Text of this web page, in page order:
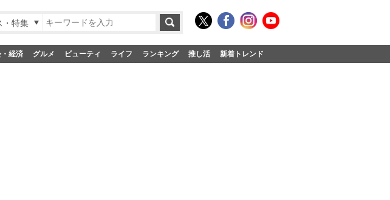
・特集
経済 グルメ ビューティ ライフ ランキング 推し活 新着トレンド